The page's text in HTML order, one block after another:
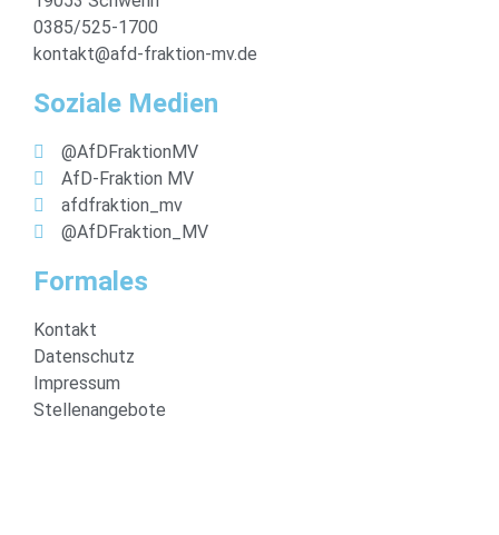
0385/525-1700
kontakt@afd-fraktion-mv.de
Soziale Medien
@AfDFraktionMV
AfD-Fraktion MV
afdfraktion_mv
@AfDFraktion_MV
Formales
Kontakt
Datenschutz
Impressum
Stellenangebote